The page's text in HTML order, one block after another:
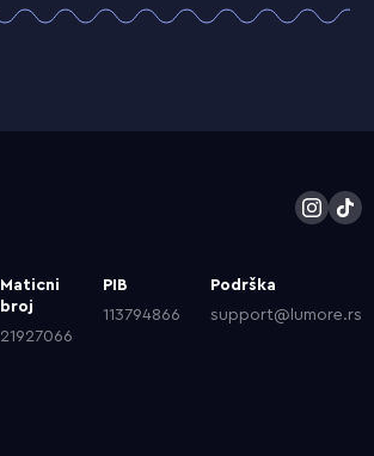
Maticni
broj
21927066
PIB
113794866
Podrška
support@lumore.rs